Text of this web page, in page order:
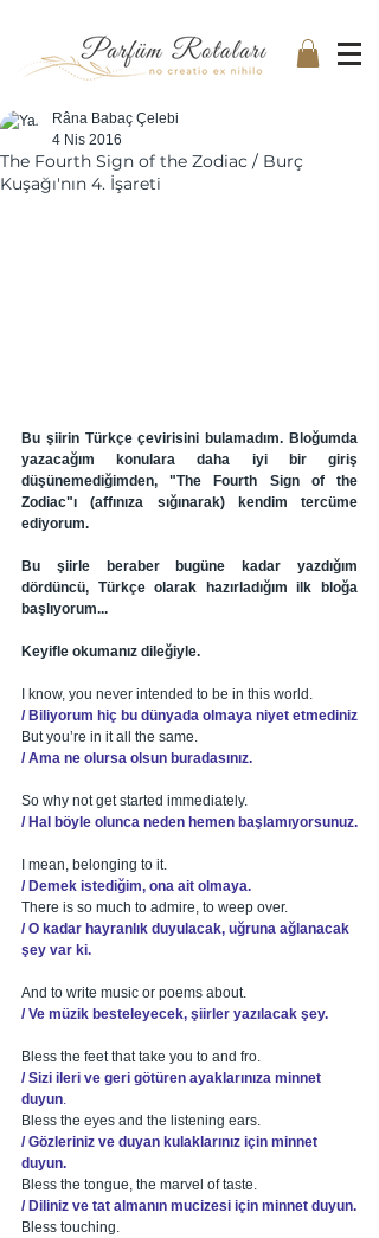
The Fourth Sign of the Zodiac / Burç
Kuşağı'nın 4. İşareti
Râna Babaç Çelebi
4 Nis 2016
Bu şiirin Türkçe çevirisini bulamadım. Bloğumda
yazacağım konulara daha iyi bir giriş
düşünemediğimden, "The Fourth Sign of the
Zodiac"ı (affınıza sığınarak) kendim tercüme
ediyorum.
Bu şiirle beraber bugüne kadar yazdığım
dördüncü, Türkçe olarak hazırladığım ilk bloğa
başlıyorum...
Keyifle okumanız dileğiyle.
I know, you never intended to be in this world.
/ Biliyorum hiç bu dünyada olmaya niyet etmediniz
But you’re in it all the same.
/ Ama ne olursa olsun buradasınız.
So why not get started immediately.
/ Hal böyle olunca neden hemen başlamıyorsunuz.
I mean, belonging to it.
/ Demek istediğim, ona ait olmaya.
There is so much to admire, to weep over.
/ O kadar hayranlık duyulacak, uğruna ağlanacak
şey var ki.
And to write music or poems about.
/ Ve müzik besteleyecek, şiirler yazılacak şey.
Bless the feet that take you to and fro.
/ Sizi ileri ve geri götüren ayaklarınıza minnet
duyun
Bless the eyes and the listening ears.
/ Gözleriniz ve duyan kulaklarınız için minnet
duyun.
Bless the tongue, the marvel of taste.
/ Diliniz ve tat almanın mucizesi için minnet duyun.
Bless touching.